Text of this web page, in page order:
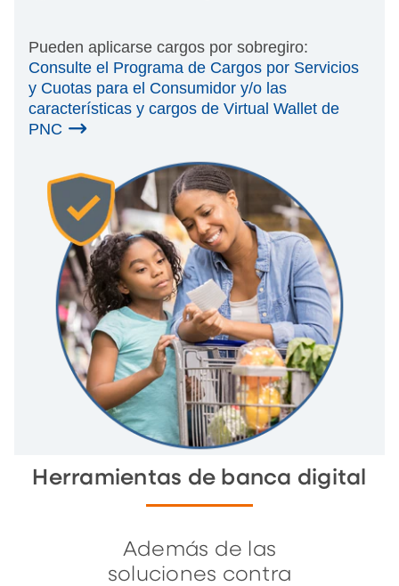
Pueden aplicarse cargos por sobregiro:
Consulte el Programa de Cargos por Servicios
y Cuotas para el Consumidor y/o las
características y cargos de Virtual Wallet de
PNC
Herramientas de banca digital
Además de las
soluciones contra